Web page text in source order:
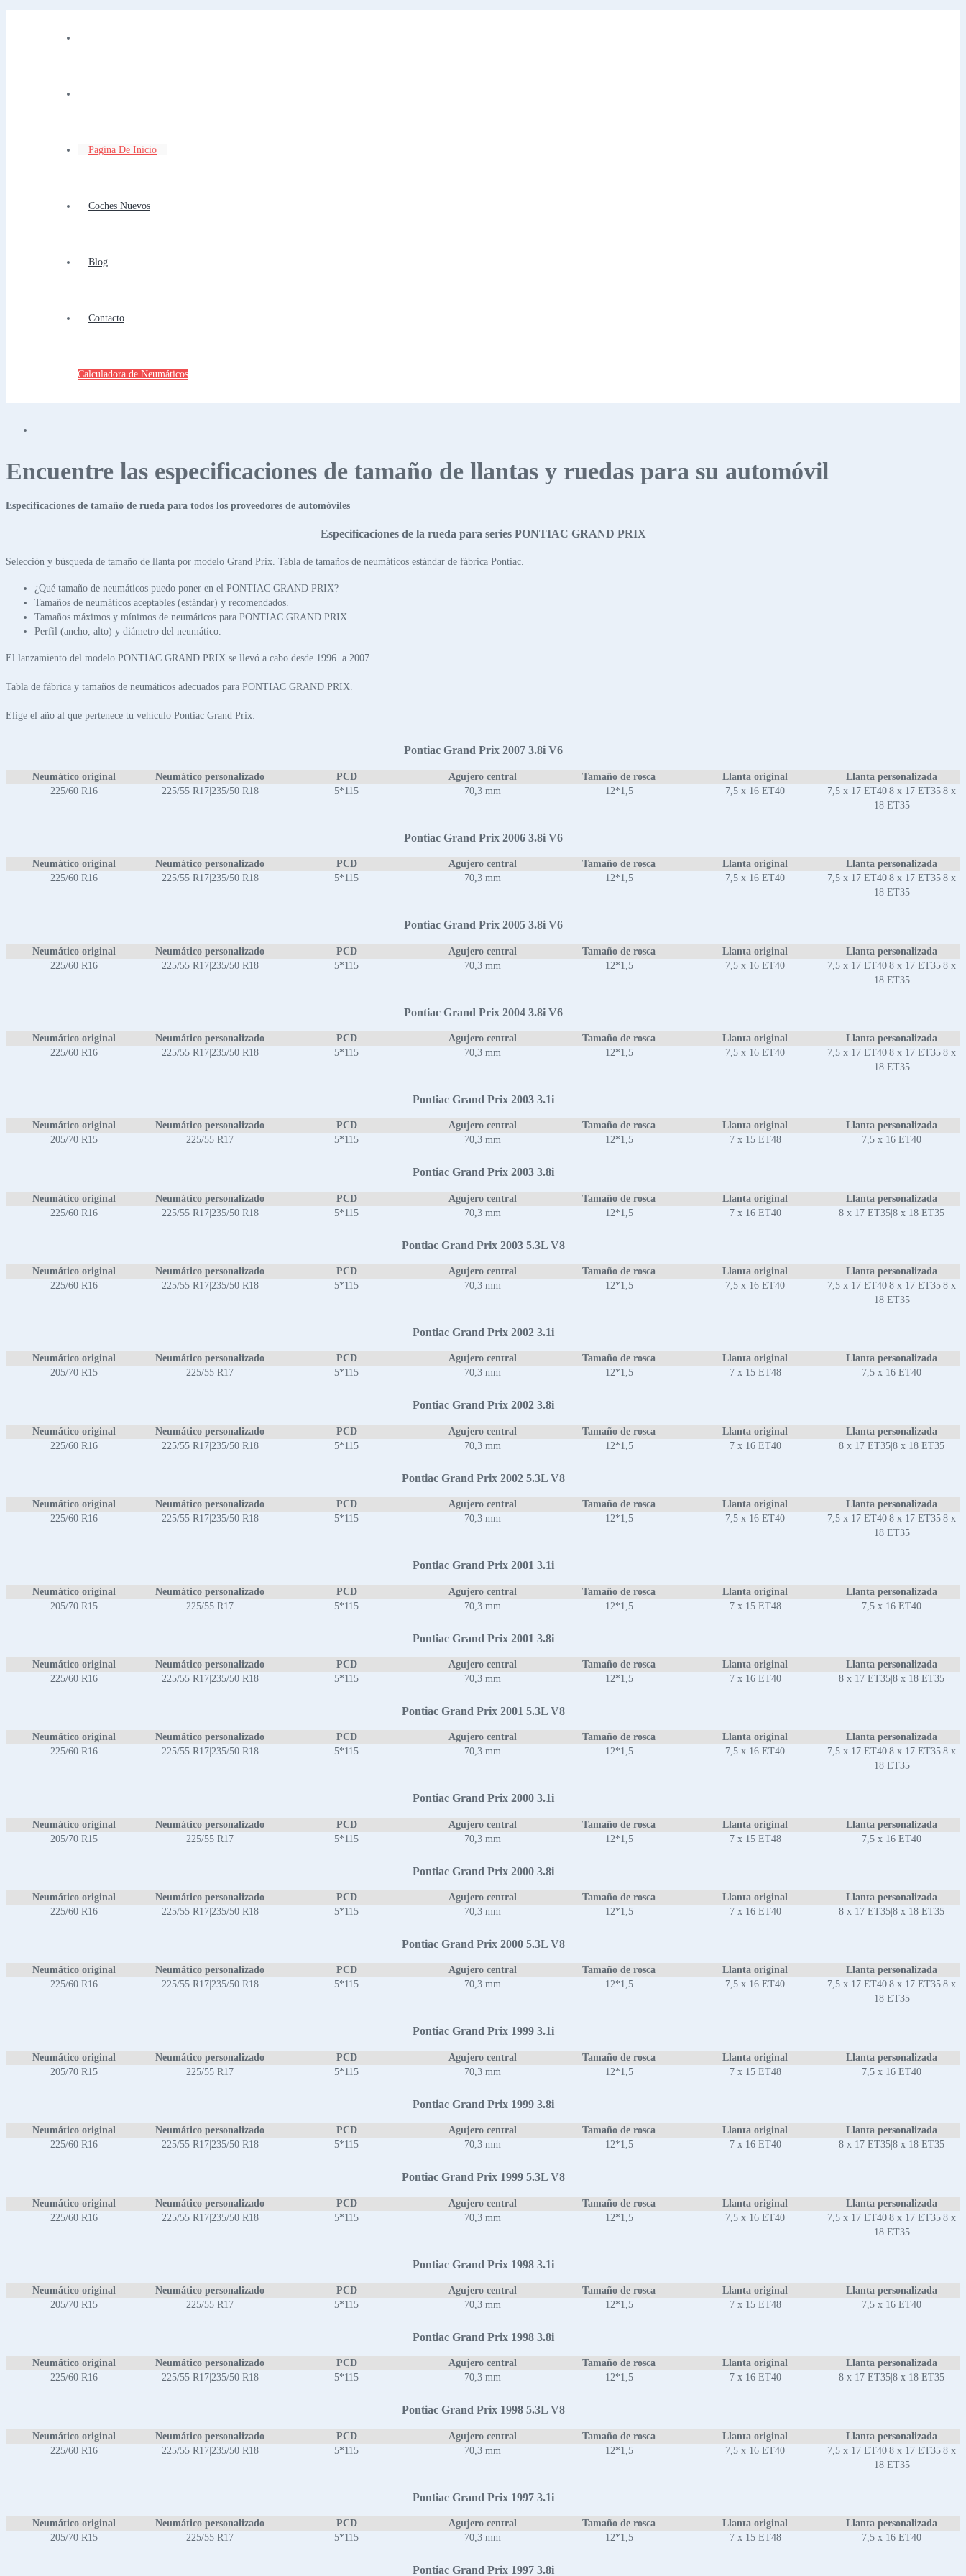
Pagina De Inicio
Coches Nuevos
Blog
Contacto
Calculadora de Neumáticos
Encuentre las especificaciones de tamaño de llantas y ruedas para su automóvil
Especificaciones de tamaño de rueda para todos los proveedores de automóviles
Especificaciones de la rueda para series PONTIAC GRAND PRIX
Selección y búsqueda de tamaño de llanta por modelo Grand Prix. Tabla de tamaños de neumáticos estándar de fábrica Pontiac.
¿Qué tamaño de neumáticos puedo poner en el PONTIAC GRAND PRIX?
Tamaños de neumáticos aceptables (estándar) y recomendados.
Tamaños máximos y mínimos de neumáticos para PONTIAC GRAND PRIX.
Perfil (ancho, alto) y diámetro del neumático.
El lanzamiento del modelo PONTIAC GRAND PRIX se llevó a cabo desde 1996. a 2007.
Tabla de fábrica y tamaños de neumáticos adecuados para PONTIAC GRAND PRIX.
Elige el año al que pertenece tu vehículo Pontiac Grand Prix:
Pontiac Grand Prix 2007 3.8i V6
Neumático original Neumático personalizado PCD Agujero central Tamaño de rosca Llanta original
Llanta personalizada
225/60 R16
225/55 R17|235/50 R18 5*115 70,3 mm 12*1,5 7,5 x 16 ET40
7,5 x 17 ET40|8 x 17 ET35|8 x
18 ET35
Pontiac Grand Prix 2006 3.8i V6
Neumático original Neumático personalizado PCD Agujero central Tamaño de rosca Llanta original
Llanta personalizada
225/60 R16
225/55 R17|235/50 R18 5*115 70,3 mm 12*1,5 7,5 x 16 ET40
7,5 x 17 ET40|8 x 17 ET35|8 x
18 ET35
Pontiac Grand Prix 2005 3.8i V6
Neumático original Neumático personalizado PCD Agujero central Tamaño de rosca Llanta original
Llanta personalizada
225/60 R16
225/55 R17|235/50 R18 5*115 70,3 mm 12*1,5 7,5 x 16 ET40
7,5 x 17 ET40|8 x 17 ET35|8 x
18 ET35
Pontiac Grand Prix 2004 3.8i V6
Neumático original Neumático personalizado PCD Agujero central Tamaño de rosca Llanta original
Llanta personalizada
225/60 R16
225/55 R17|235/50 R18 5*115 70,3 mm 12*1,5 7,5 x 16 ET40
7,5 x 17 ET40|8 x 17 ET35|8 x
18 ET35
Pontiac Grand Prix 2003 3.1i
Neumático original Neumático personalizado PCD Agujero central Tamaño de rosca Llanta original
Llanta personalizada
205/70 R15
225/55 R17 5*115 70,3 mm 12*1,5 7 x 15 ET48 7,5 x 16 ET40
Pontiac Grand Prix 2003 3.8i
Neumático original Neumático personalizado PCD Agujero central Tamaño de rosca Llanta original
Llanta personalizada
225/60 R16
225/55 R17|235/50 R18 5*115 70,3 mm 12*1,5 7 x 16 ET40 8 x 17 ET35|8 x 18 ET35
Pontiac Grand Prix 2003 5.3L V8
Neumático original Neumático personalizado PCD Agujero central Tamaño de rosca Llanta original
Llanta personalizada
225/60 R16
225/55 R17|235/50 R18 5*115 70,3 mm 12*1,5 7,5 x 16 ET40
7,5 x 17 ET40|8 x 17 ET35|8 x
18 ET35
Pontiac Grand Prix 2002 3.1i
Neumático original Neumático personalizado PCD Agujero central Tamaño de rosca Llanta original
Llanta personalizada
205/70 R15
225/55 R17 5*115 70,3 mm 12*1,5 7 x 15 ET48 7,5 x 16 ET40
Pontiac Grand Prix 2002 3.8i
Neumático original Neumático personalizado PCD Agujero central Tamaño de rosca Llanta original
Llanta personalizada
225/60 R16
225/55 R17|235/50 R18 5*115 70,3 mm 12*1,5 7 x 16 ET40 8 x 17 ET35|8 x 18 ET35
Pontiac Grand Prix 2002 5.3L V8
Neumático original Neumático personalizado PCD Agujero central Tamaño de rosca Llanta original
Llanta personalizada
225/60 R16
225/55 R17|235/50 R18 5*115 70,3 mm 12*1,5 7,5 x 16 ET40
7,5 x 17 ET40|8 x 17 ET35|8 x
18 ET35
Pontiac Grand Prix 2001 3.1i
Neumático original Neumático personalizado PCD Agujero central Tamaño de rosca Llanta original
Llanta personalizada
205/70 R15
225/55 R17 5*115 70,3 mm 12*1,5 7 x 15 ET48 7,5 x 16 ET40
Pontiac Grand Prix 2001 3.8i
Neumático original Neumático personalizado PCD Agujero central Tamaño de rosca Llanta original
Llanta personalizada
225/60 R16
225/55 R17|235/50 R18 5*115 70,3 mm 12*1,5 7 x 16 ET40 8 x 17 ET35|8 x 18 ET35
Pontiac Grand Prix 2001 5.3L V8
Neumático original Neumático personalizado PCD Agujero central Tamaño de rosca Llanta original
Llanta personalizada
225/60 R16
225/55 R17|235/50 R18 5*115 70,3 mm 12*1,5 7,5 x 16 ET40
7,5 x 17 ET40|8 x 17 ET35|8 x
18 ET35
Pontiac Grand Prix 2000 3.1i
Neumático original Neumático personalizado PCD Agujero central Tamaño de rosca Llanta original
Llanta personalizada
205/70 R15
225/55 R17 5*115 70,3 mm 12*1,5 7 x 15 ET48 7,5 x 16 ET40
Pontiac Grand Prix 2000 3.8i
Neumático original Neumático personalizado PCD Agujero central Tamaño de rosca Llanta original
Llanta personalizada
225/60 R16
225/55 R17|235/50 R18 5*115 70,3 mm 12*1,5 7 x 16 ET40 8 x 17 ET35|8 x 18 ET35
Pontiac Grand Prix 2000 5.3L V8
Neumático original Neumático personalizado PCD Agujero central Tamaño de rosca Llanta original
Llanta personalizada
225/60 R16
225/55 R17|235/50 R18 5*115 70,3 mm 12*1,5 7,5 x 16 ET40
7,5 x 17 ET40|8 x 17 ET35|8 x
18 ET35
Pontiac Grand Prix 1999 3.1i
Neumático original Neumático personalizado PCD Agujero central Tamaño de rosca Llanta original
Llanta personalizada
205/70 R15
225/55 R17 5*115 70,3 mm 12*1,5 7 x 15 ET48 7,5 x 16 ET40
Pontiac Grand Prix 1999 3.8i
Neumático original Neumático personalizado PCD Agujero central Tamaño de rosca Llanta original
Llanta personalizada
225/60 R16
225/55 R17|235/50 R18 5*115 70,3 mm 12*1,5 7 x 16 ET40 8 x 17 ET35|8 x 18 ET35
Pontiac Grand Prix 1999 5.3L V8
Neumático original Neumático personalizado PCD Agujero central Tamaño de rosca Llanta original
Llanta personalizada
225/60 R16
225/55 R17|235/50 R18 5*115 70,3 mm 12*1,5 7,5 x 16 ET40
7,5 x 17 ET40|8 x 17 ET35|8 x
18 ET35
Pontiac Grand Prix 1998 3.1i
Neumático original Neumático personalizado PCD Agujero central Tamaño de rosca Llanta original
Llanta personalizada
205/70 R15
225/55 R17 5*115 70,3 mm 12*1,5 7 x 15 ET48 7,5 x 16 ET40
Pontiac Grand Prix 1998 3.8i
Neumático original Neumático personalizado PCD Agujero central Tamaño de rosca Llanta original
Llanta personalizada
225/60 R16
225/55 R17|235/50 R18 5*115 70,3 mm 12*1,5 7 x 16 ET40 8 x 17 ET35|8 x 18 ET35
Pontiac Grand Prix 1998 5.3L V8
Neumático original Neumático personalizado PCD Agujero central Tamaño de rosca Llanta original
Llanta personalizada
225/60 R16
225/55 R17|235/50 R18 5*115 70,3 mm 12*1,5 7,5 x 16 ET40
7,5 x 17 ET40|8 x 17 ET35|8 x
18 ET35
Pontiac Grand Prix 1997 3.1i
Neumático original Neumático personalizado PCD Agujero central Tamaño de rosca Llanta original
Llanta personalizada
205/70 R15
225/55 R17 5*115 70,3 mm 12*1,5 7 x 15 ET48 7,5 x 16 ET40
Pontiac Grand Prix 1997 3.8i